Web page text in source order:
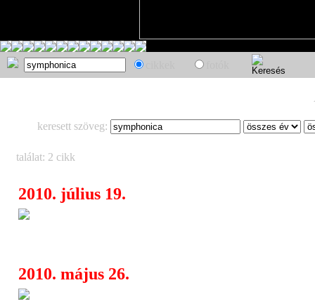
keresett szöveg:
találat: 2 cikk
2010. július 19.
2010. május 26.